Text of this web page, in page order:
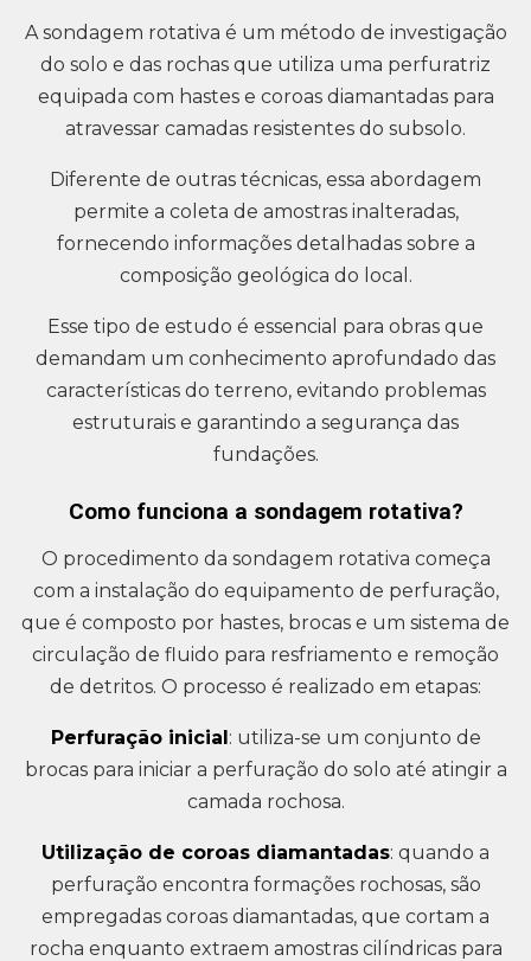
A sondagem rotativa é um método de investigação
do solo e das rochas que utiliza uma perfuratriz
equipada com hastes e coroas diamantadas para
atravessar camadas resistentes do subsolo.
Diferente de outras técnicas, essa abordagem
permite a coleta de amostras inalteradas,
fornecendo informações detalhadas sobre a
composição geológica do local.
Esse tipo de estudo é essencial para obras que
demandam um conhecimento aprofundado das
características do terreno, evitando problemas
estruturais e garantindo a segurança das
fundações.
Como funciona a sondagem rotativa?
O procedimento da sondagem rotativa começa
com a instalação do equipamento de perfuração,
que é composto por hastes, brocas e um sistema de
circulação de fluido para resfriamento e remoção
de detritos. O processo é realizado em etapas:
Perfuração inicial: utiliza-se um conjunto de
brocas para iniciar a perfuração do solo até atingir a
camada rochosa.
Utilização de coroas diamantadas: quando a
perfuração encontra formações rochosas, são
empregadas coroas diamantadas, que cortam a
rocha enquanto extraem amostras cilíndricas para